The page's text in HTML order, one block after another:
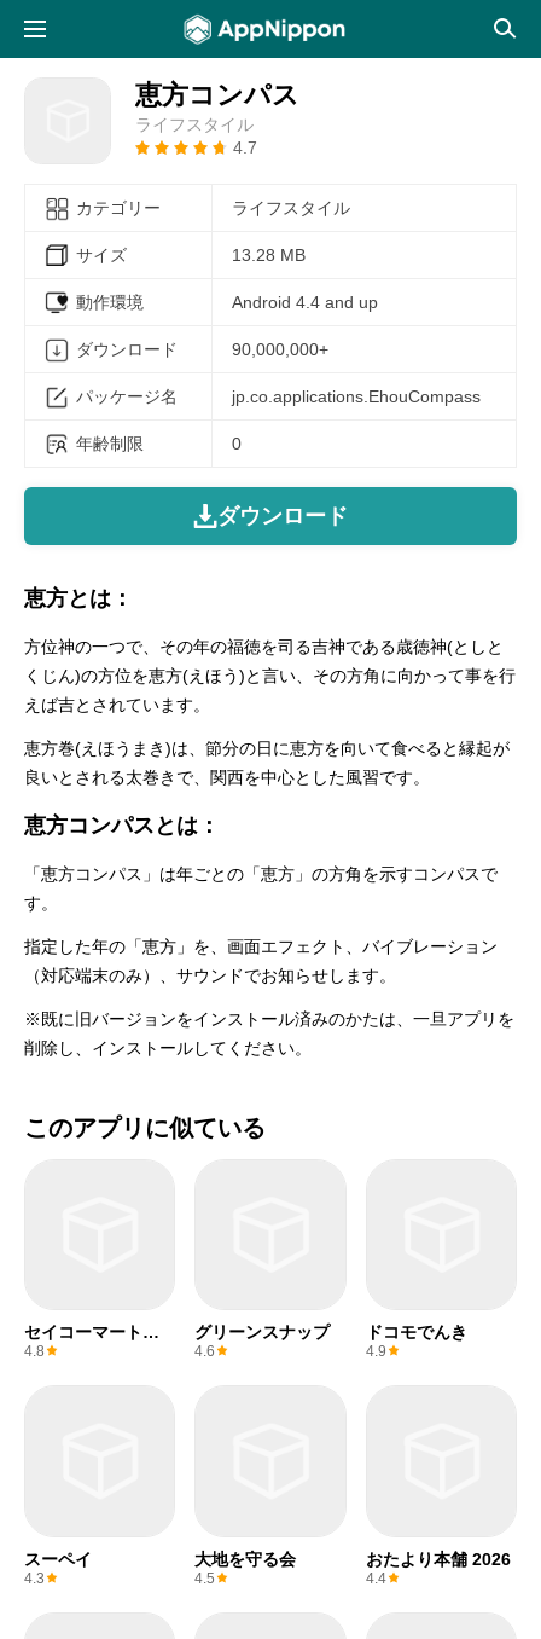
恵方コンパス
ライフスタイル
4.7
カテゴリー ライフスタイル
サイズ 13.28 MB
動作環境 Android 4.4 and up
ダウンロード 90,000,000+
パッケージ名 jp.co.applications.EhouCompass
年齢制限 0
ダウンロード
恵方とは：
方位神の一つで、その年の福徳を司る吉神である歳徳神(としと
くじん)の方位を恵方(えほう)と言い、その方角に向かって事を行
えば吉とされています。
恵方巻(えほうまき)は、節分の日に恵方を向いて食べると縁起が
良いとされる太巻きで、関西を中心とした風習です。
恵方コンパスとは：
「恵方コンパス」は年ごとの「恵方」の方角を示すコンパスで
す。
指定した年の「恵方」を、画面エフェクト、バイブレーション
（対応端末のみ）、サウンドでお知らせします。
※既に旧バージョンをインストール済みのかたは、一旦アプリを
削除し、インストールしてください。
このアプリに似ている
セイコーマートア
プリ
4.8
グリーンスナップ
4.6
ドコモでんき
4.9
スーペイ
4.3
大地を守る会
4.5
おたより本舗 2026
4.4